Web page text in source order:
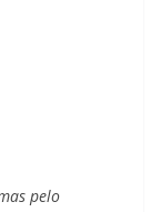
pelo